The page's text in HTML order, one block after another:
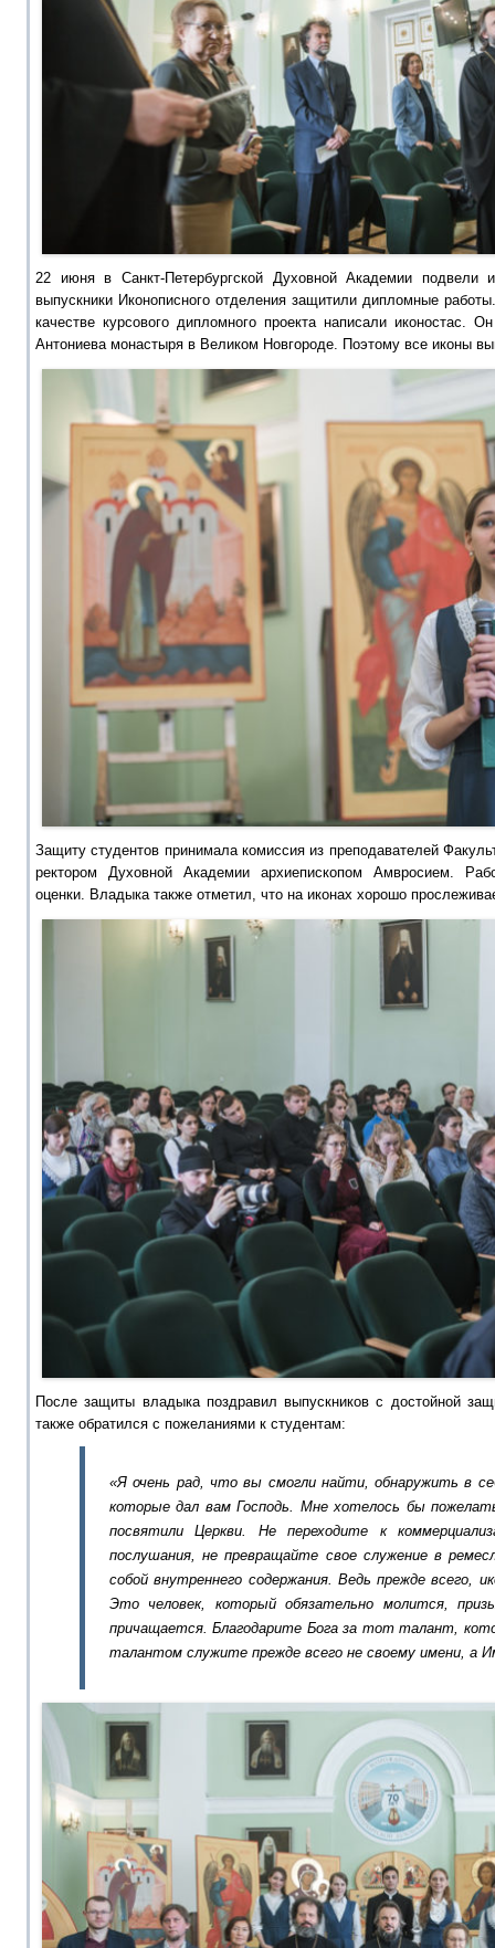
22 июня в Санкт-Петербургской Духовной Академии подвели
выпускники Иконописного отделения защитили дипломные
качестве курсового дипломного проекта написали иконостас.
Антониева монастыря в Великом Новгороде. Поэтому все иконы
Защиту студентов принимала комиссия из преподавателей
ректором Духовной Академии архиепископом Амвросием.
оценки. Владыка также отметил, что на иконах хорошо
После защиты владыка поздравил выпускников с достойной
также обратился с пожеланиями к студентам:
«Я очень рад, что вы смогли найти, обнаружить в
которые дал вам Господь. Мне хотелось бы
посвятили Церкви. Не переходите к
послушания, не превращайте свое служение в
собой внутреннего содержания. Ведь прежде всего,
Это человек, который обязательно молится,
причащается. Благодарите Бога за тот талант,
талантом служите прежде всего не своему имени, а